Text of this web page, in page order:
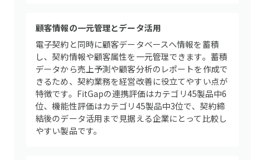
顧客情報の一元管理とデータ活用
電子契約と同時に顧客データベースへ情報を蓄積
し、契約情報や顧客属性を一元管理できます。蓄積
データから売上予測や顧客分析のレポートを作成で
きるため、契約業務を経営改善に役立てやすい点が
特徴です。FitGapの連携評価はカテゴリ45製品中6
位、機能性評価はカテゴリ45製品中3位で、契約締
結後のデータ活用まで見据える企業にとって比較し
やすい製品です。